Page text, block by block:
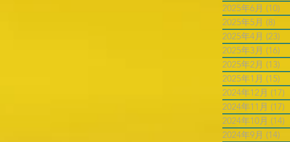
2025年6月 (10)
2025年5月 (8)
2025年4月 (23)
2025年3月 (16)
2025年2月 (13)
2025年1月 (15)
2024年12月 (17)
2024年11月 (17)
2024年10月 (14)
2024年9月 (14)